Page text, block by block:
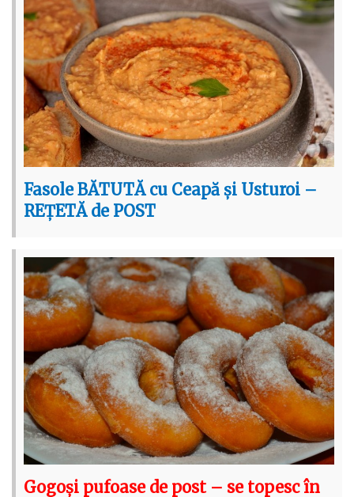
Fasole BĂTUTĂ cu Ceapă și Usturoi –
REȚETĂ de POST
Gogoși pufoase de post – se topesc în